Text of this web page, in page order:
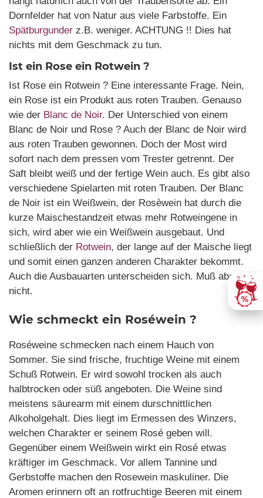
Dornfelder hat von Natur aus viele Farbstoffe. Ein
Spätburgunder z.B. weniger. ACHTUNG !! Dies hat
nichts mit dem Geschmack zu tun.
Ist ein Rose ein Rotwein ?
Ist Rose ein Rotwein ? Eine interessante Frage. Nein,
ein Rose ist ein Produkt aus roten Trauben. Genauso
wie der Blanc de Noir. Der Unterschied von einem
Blanc de Noir und Rose ? Auch der Blanc de Noir wird
aus roten Trauben gewonnen. Doch der Most wird
sofort nach dem pressen vom Trester getrennt. Der
Saft bleibt weiß und der fertige Wein auch. Es gibt also
verschiedene Spielarten mit roten Trauben. Der Blanc
de Noir ist ein Weißwein, der Rosèwein hat durch die
kurze Maischestandzeit etwas mehr Rotweingene in
sich, wird aber wie ein Weißwein ausgebaut. Und
schließlich der Rotwein, der lange auf der Maische liegt
und somit einen ganzen anderen Charakter bekommt.
Auch die Ausbauarten unterscheiden sich. Muß aber
nicht.
Wie schmeckt ein Roséwein ?
Roséweine schmecken nach einem Hauch von
Sommer. Sie sind frische, fruchtige Weine mit einem
Schuß Rotwein. Er wird sowohl trocken als auch
halbtrocken oder süß angeboten. Die Weine sind
meistens säurearm mit einem durschnittlichen
Alkoholgehalt. Dies liegt im Ermessen des Winzers,
welchen Charakter er seinem Rosé geben will.
Gegenüber einem Weißwein wirkt ein Rosé etwas
kräftiger im Geschmack. Vor allem Tannine und
Gerbstoffe machen den Rosewein maskuliner. Die
Aromen erinnern oft an rotfruchtige Beeren mit einem